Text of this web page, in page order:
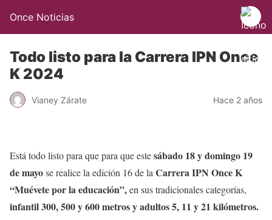
Once Noticias
Todo listo para la Carrera IPN Once
K 2024
Vianey Zárate Hace 2 años
Está todo listo para que para que estesábado 18 y domingo 19
de mayose realice la edición 16 de la Carrera IPN Once K
“Muévete por la educación”,en sus tradicionales categorías,
infantil 300, 500 y 600 metrosy adultos 5, 11 y 21 kilómetros.